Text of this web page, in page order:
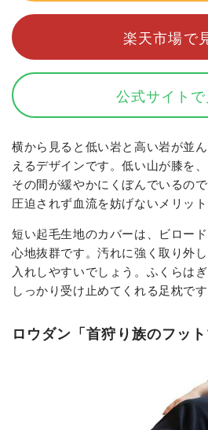
楽天市場で
公式サイトで
横から見ると低い岩と高い岩が並
えるデザインです。低い山が膝を
その間が緩やかにくぼんでいるの
圧迫されず血流を妨げないメリット
短い起毛生地のカバーは、ビロー
心地抜群です。汚れに強く取り外
入れしやすいでしょう。ふくらは
しっかり受け止めてくれる足枕です
ロウダン「首狩り族のフット